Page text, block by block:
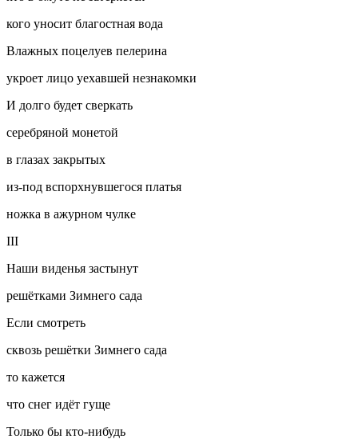
кого уносит благостная вода
Влажных поцелуев пелерина
укроет лицо уехавшей незнакомки
И долго будет сверкать
серебряной монетой
в глазах закрытых
из-под вспорхнувшегося платья
ножка в ажурном чулке
III
Наши виденья застынут
решётками Зимнего сада
Если смотреть
сквозь решётки Зимнего сада
то кажется
что снег идёт гуще
Только бы кто-нибудь